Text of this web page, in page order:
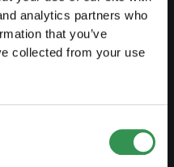
analytics partners who
that you’ve
collected from your use